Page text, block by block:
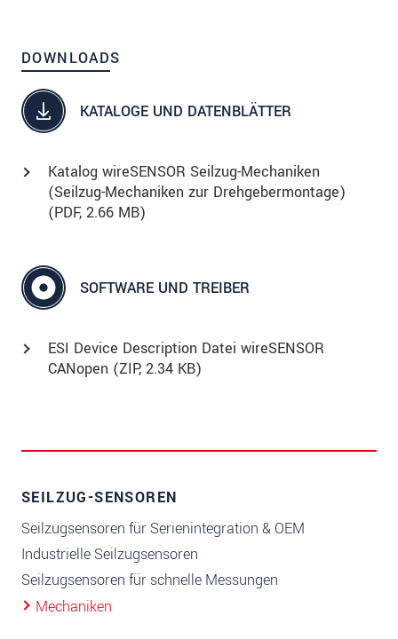
DOWNLOADS
KATALOGE UND DATENBLÄTTER
Katalog wireSENSOR Seilzug-Mechaniken
(Seilzug-Mechaniken zur Drehgebermontage)
(PDF, 2.66 MB)
SOFTWARE UND TREIBER
ESI Device Description Datei wireSENSOR
CANopen (ZIP, 2.34 KB)
SEILZUG-SENSOREN
Seilzugsensoren für Serienintegration & OEM
Industrielle Seilzugsensoren
Seilzugsensoren für schnelle Messungen
Mechaniken